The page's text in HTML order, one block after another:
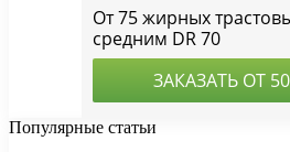
Популярные статьи